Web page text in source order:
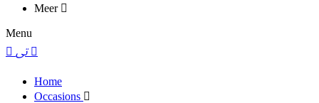
Meer
Menu
Home
Occasions